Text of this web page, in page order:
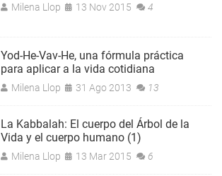
Milena Llop 13 Nov 2015 4
Yod-He-Vav-He, una fórmula práctica
para aplicar a la vida cotidiana
Milena Llop 31 Ago 2013 13
La Kabbalah: El cuerpo del Árbol de la
Vida y el cuerpo humano (1)
Milena Llop 13 Mar 2015 6